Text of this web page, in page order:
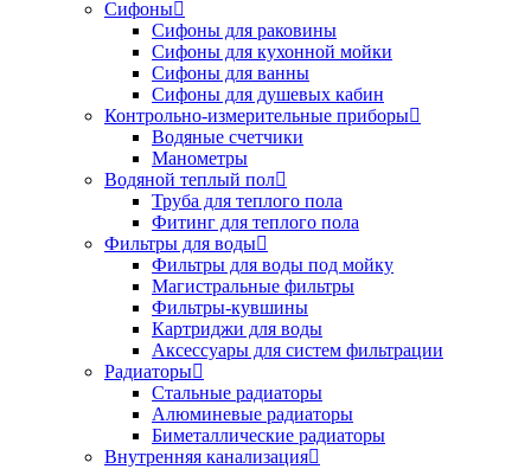
Сифоны
Сифоны для раковины
Сифоны для кухонной мойки
Сифоны для ванны
Сифоны для душевых кабин
Контрольно-измерительные приборы
Водяные счетчики
Манометры
Водяной теплый пол
Труба для теплого пола
Фитинг для теплого пола
Фильтры для воды
Фильтры для воды под мойку
Магистральные фильтры
Фильтры-кувшины
Картриджи для воды
Аксессуары для систем фильтрации
Радиаторы
Стальные радиаторы
Алюминевые радиаторы
Биметаллические радиаторы
Внутренняя канализация